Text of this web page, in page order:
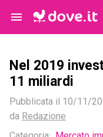
Nel 2019
11 miliardi
Pubblicata il 10/11/
da Redazione